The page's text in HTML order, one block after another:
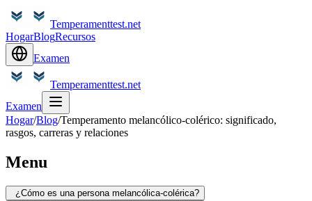
Temperamenttest.net
HogarBlogRecursos
Examen
Temperamenttest.net
Examen
Hogar/Blog/Temperamento melancólico-colérico: significado,
rasgos, carreras y relaciones
Menu
¿Cómo es una persona melancólica-colérica?